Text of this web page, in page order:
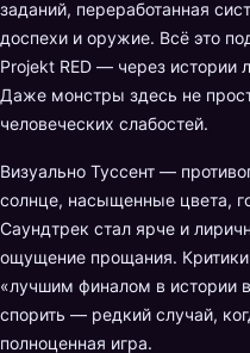
заданий, переработанная
доспехи и оружие. Всё это
Projekt RED — через истории
Даже монстры здесь не
человеческих слабостей.
Визуально Туссент —
солнце, насыщенные цвета,
Саундтрек стал ярче и
ощущение прощания.
«лучшим финалом в истории
спорить — редкий случай,
полноценная игра.